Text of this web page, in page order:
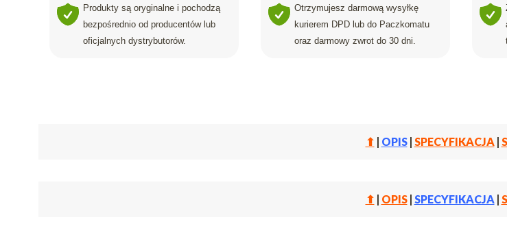
Produkty są oryginalne i pochodzą
bezpośrednio od producentów lub
oficjalnych dystrybutorów.
Otrzymujesz darmową wysyłkę
kurierem DPD lub do Paczkomatu
oraz darmowy zwrot do 30 dni.
⬆ | OPIS| SPECYFIKACJA|
⬆ | OPIS| SPECYFIKACJA|